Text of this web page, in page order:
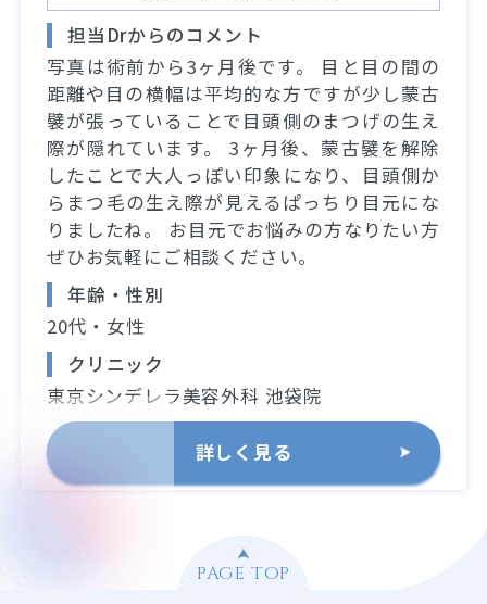
担当Drからのコメント
写真は術前から3ヶ月後です。 目と目の間の
距離や目の横幅は平均的な方ですが少し蒙古
襞が張っていることで目頭側のまつげの生え
際が隠れています。 3ヶ月後、蒙古襞を解除
したことで大人っぽい印象になり、目頭側か
らまつ毛の生え際が見えるぱっちり目元にな
りましたね。 お目元でお悩みの方なりたい方
ぜひお気軽にご相談ください。
年齢・性別
20代・女性
クリニック
東京シンデレラ美容外科 池袋院
詳しく見る
PAGE TOP